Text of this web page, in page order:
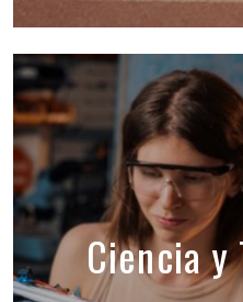
Ciencia y